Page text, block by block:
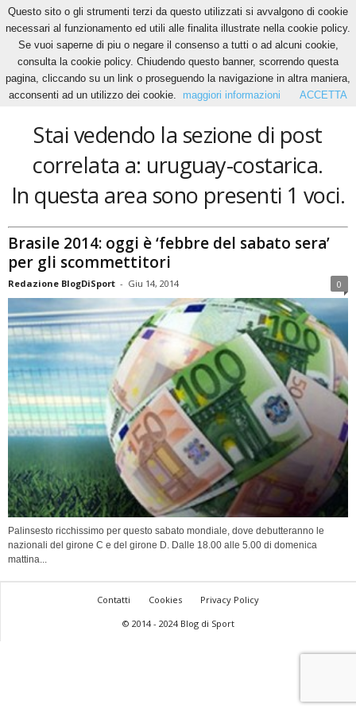
Home Tags Uruguay-costarica
uruguay-costarica
Stai vedendo la sezione di post
correlata a: uruguay-costarica.
In questa area sono presenti 1 voci.
Brasile 2014: oggi è ‘febbre del sabato sera’
per gli scommettitori
Redazione BlogDiSport - Giu 14, 2014 0
Palinsesto ricchissimo per questo sabato mondiale, dove debutteranno le
nazionali del girone C e del girone D. Dalle 18.00 alle 5.00 di domenica
mattina...
Contatti Cookies
Privacy Policy
© 2014 - 2024 Blog di Sport
Questo sito o gli strumenti terzi da questo utilizzati si avvalgono di cookie
necessari al funzionamento ed utili alle finalita illustrate nella cookie policy.
Se vuoi saperne di piu o negare il consenso a tutti o ad alcuni cookie,
consulta la cookie policy. Chiudendo questo banner, scorrendo questa
pagina, cliccando su un link o proseguendo la navigazione in altra maniera,
acconsenti ad un utilizzo dei cookie.
maggiori informazioni ACCETTA